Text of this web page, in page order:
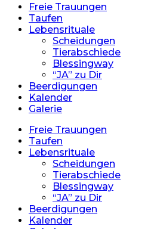
Freie Trauungen
Taufen
Lebensrituale
Scheidungen
Tierabschiede
Blessingway
“JA” zu Dir
Beerdigungen
Kalender
Galerie
Freie Trauungen
Taufen
Lebensrituale
Scheidungen
Tierabschiede
Blessingway
“JA” zu Dir
Beerdigungen
Kalender